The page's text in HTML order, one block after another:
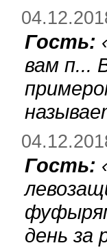
Гость:
вам п...
Гость:
день за